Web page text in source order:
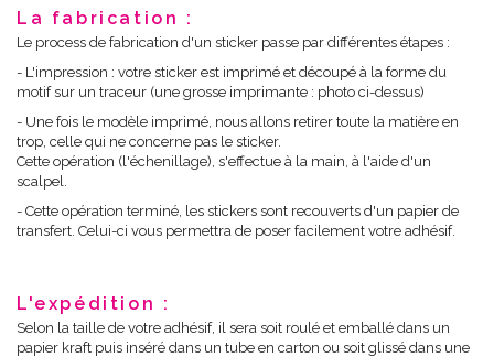
La fabrication :
Le process de fabrication d'un sticker passe par différentes étapes :
- L'impression : votre sticker est imprimé et découpé à la forme du
motif sur un traceur (une grosse imprimante : photo ci-dessus)
- Une fois le modèle imprimé, nous allons retirer toute la matière en
trop, celle qui ne concerne pas le sticker.
Cette opération (l'échenillage), s'effectue à la main, à l'aide d'un
scalpel.
- Cette opération terminé, les stickers sont recouverts d'un papier de
transfert. Celui-ci vous permettra de poser facilement votre adhésif.
L'expédition :
Selon la taille de votre adhésif, il sera soit roulé et emballé dans un
papier kraft puis inséré dans un tube en carton ou soit glissé dans une